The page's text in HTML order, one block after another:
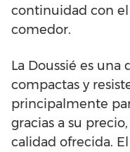
continuidad con el
comedor.
La Doussié es una
compactas y
principalmente
gracias a su
calidad ofrecida.